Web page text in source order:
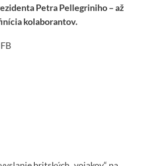
Petra Pellegriniho – až
kolaborantov.
FB